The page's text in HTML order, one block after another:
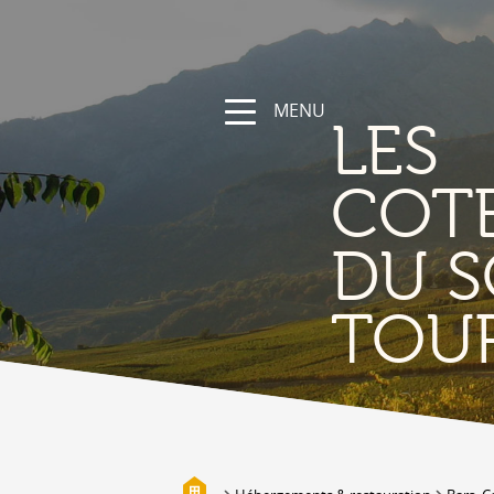
NATURE &
DÉCOUVERTE
Les Coteaux du Soleil, sa région
Randonnées et parcours sportifs
Valais à vélo et en VTT
MENU
LES
DU